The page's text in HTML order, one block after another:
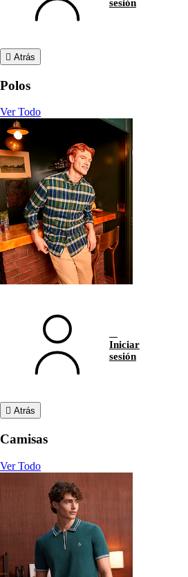
sesión
Atrás
Polos
Ver Todo
Iniciar
sesión
Atrás
Camisas
Ver Todo